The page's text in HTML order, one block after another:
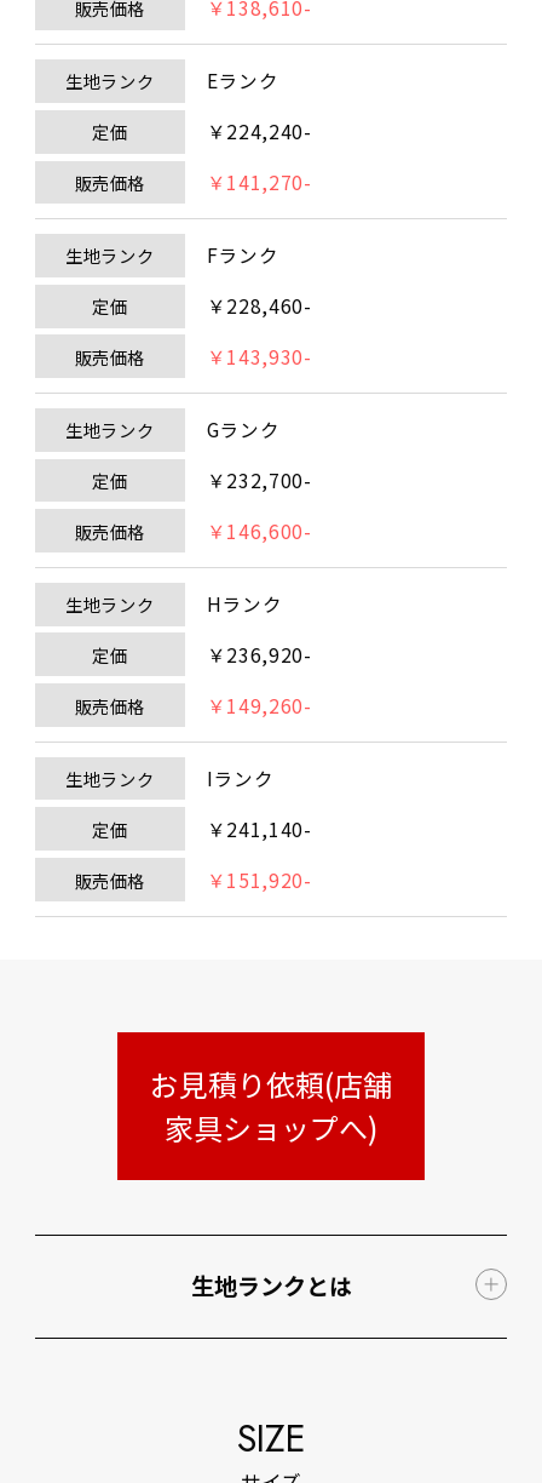
販売価格 ￥138,610-
生地ランク Eランク
定価 ￥224,240-
販売価格 ￥141,270-
生地ランク Fランク
定価 ￥228,460-
販売価格 ￥143,930-
生地ランク Gランク
定価 ￥232,700-
販売価格 ￥146,600-
生地ランク Hランク
定価 ￥236,920-
販売価格 ￥149,260-
生地ランク Iランク
定価 ￥241,140-
販売価格 ￥151,920-
お見積り依頼(店舗
家具ショップへ)
生地ランクとは
SIZE